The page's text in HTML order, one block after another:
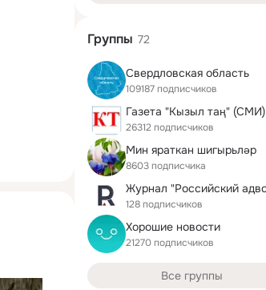
Группы 72
Свердловская область
109187 подписчиков
Газета "Кызыл таң" (СМИ)
26312 подписчиков
Мин яраткан шигырьләр
8603 подписчика
128 подписчиков
Хорошие новости
21270 подписчиков
Все группы